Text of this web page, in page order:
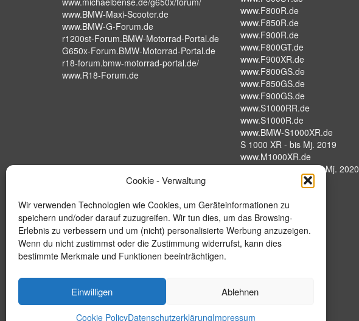
Cookie - Verwaltung
Wir verwenden Technologien wie Cookies, um Geräteinformationen zu
speichern und/oder darauf zuzugreifen. Wir tun dies, um das Browsing-
Erlebnis zu verbessern und um (nicht) personalisierte Werbung anzuzeigen.
Wenn du nicht zustimmst oder die Zustimmung widerrufst, kann dies
bestimmte Merkmale und Funktionen beeinträchtigen.
Einwilligen Ablehnen
Cookie PolicyDatenschutzerklärungImpressum
www.BMW-Maxi-Scooter.de
www.BMW-G-Forum.de
r1200st-Forum.BMW-Motorrad-Portal.de
G650x-Forum.BMW-Motorrad-Portal.de
r18-forum.bmw-motorrad-portal.de/
www.R18-Forum.de
www.F800R.de
www.F850R.de
www.F900R.de
www.F800GT.de
www.F900XR.de
www.F800GS.de
www.F850GS.de
www.F900GS.de
www.S1000RR.de
www.S1000R.de
www.BMW-S1000XR.de
S 1000 XR - bis Mj. 2019
www.M1000XR.de
S 1000 XR - K69 - Ab Mj. 2020
www.BMW-HP4.de
© 2026 BMW-MOTORRAD-PORTAL.de by Michael Bense